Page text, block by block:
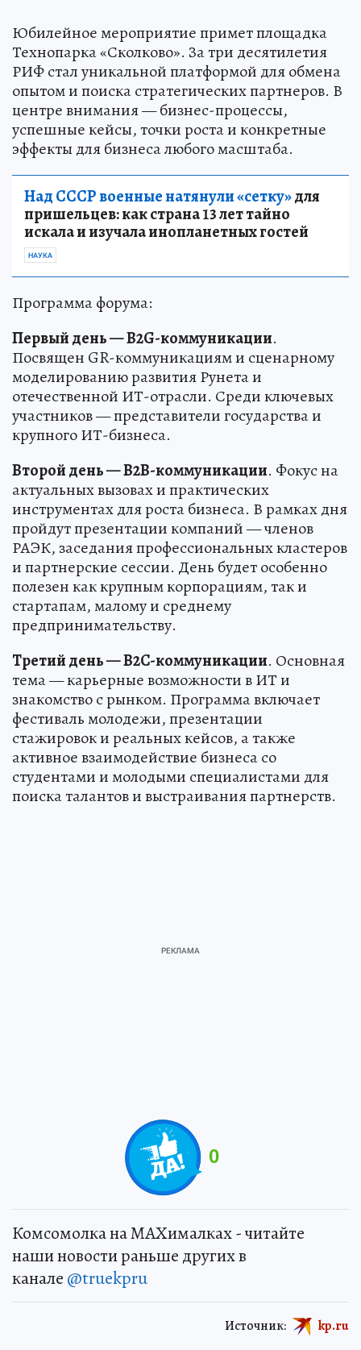
Юбилейное мероприятие примет площадка
Технопарка «Сколково». За три десятилетия
РИФ стал уникальной платформой для обмена
опытом и поиска стратегических партнеров. В
центре внимания — бизнес-процессы,
успешные кейсы, точки роста и конкретные
эффекты для бизнеса любого масштаба.
Над СССР военные натянули «сетку»для
пришельцев: как страна 13 лет тайно
искала и изучала инопланетных гостей
НАУКА
Программа форума:
Первый день — B2G-коммуникации.
Посвящен GR-коммуникациям и сценарному
моделированию развития Рунета и
отечественной ИТ-отрасли. Среди ключевых
участников — представители государства и
крупного ИТ-бизнеса.
Второй день — B2B-коммуникации. Фокус на
актуальных вызовах и практических
инструментах для роста бизнеса. В рамках дня
пройдут презентации компаний — членов
РАЭК, заседания профессиональных кластеров
и партнерские сессии. День будет особенно
полезен как крупным корпорациям, так и
стартапам, малому и среднему
предпринимательству.
Третий день — B2C-коммуникации. Основная
тема — карьерные возможности в ИТ и
знакомство с рынком. Программа включает
фестиваль молодежи, презентации
стажировок и реальных кейсов, а также
активное взаимодействие бизнеса со
студентами и молодыми специалистами для
поиска талантов и выстраивания партнерств.
0
Комсомолка на MAXималках - читайте
наши новости раньше других в
канале @truekpru
Источник: kp.ru